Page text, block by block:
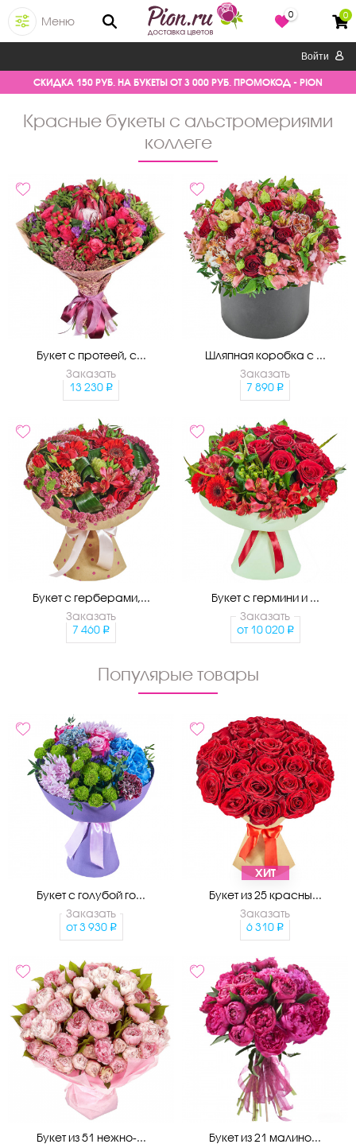
Меню
0 0
Войти
СКИДКА 150 РУБ. НА БУКЕТЫ ОТ 3 000 РУБ. ПРОМОКОД - PION
красные букеты с альстромериями
коллеге
Букет с протеей, с...
Заказать
13 230
Шляпная коробка с ...
Заказать
7 890
Букет с герберами,...
Заказать
7 460
Букет с гермини и ...
Заказать
от 10 020
Популярые товары
Букет с голубой го...
Заказать
от 3 930
ХИТ
Букет из 25 красны...
Заказать
6 310
Букет из 51 нежно-...
Букет из 21 малино...